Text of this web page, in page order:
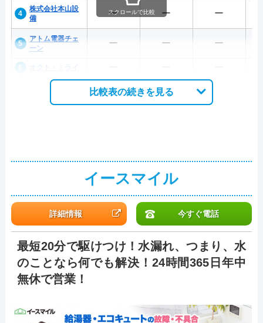
株式会社本山設
備
ー ー ー
アトム電器チェ
ーン
ー ー ー
スクロールで比較
比較表の続きを見る
イースマイル
詳細情報 今すぐ電話
最短20分で駆けつけ！水漏れ、つまり、水
のことなら何でも解決！24時間365日年中
無休で営業！